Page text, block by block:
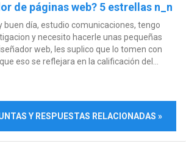
de páginas web? 5 estrellas n_n
buen día, estudio comunicaciones, tengo
y necesito hacerle unas pequeñas
web, les suplico que lo tomen con
eso se reflejara en la calificación del...
Y RESPUESTAS RELACIONADAS »